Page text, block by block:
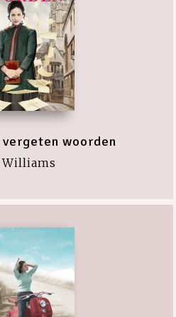
vergeten woorden
Williams